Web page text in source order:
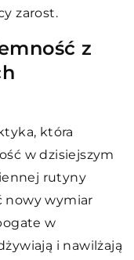
zarost.
z
która
w dzisiejszym
rutyny
nowy wymiar
w
i nawilżają